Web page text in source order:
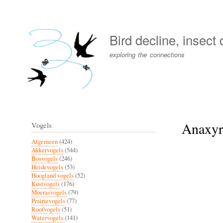
menu
Bird decline, insect
exploring the connections
Vogels
Algemeen(424)
Akkervogels(544)
Bosvogels(246)
Heidevogels(53)
Hoogland vogels(52)
Kustvogels(176)
Moerasvogels(79)
Prairievogels(77)
Roofvogels(51)
Watervogels(141)